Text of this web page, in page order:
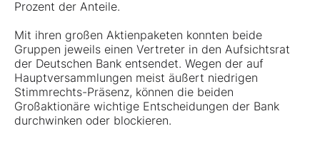
Prozent der Anteile.
Mit ihren großen Aktienpaketen konnten beide
Gruppen jeweils einen Vertreter in den Aufsichtsrat
der Deutschen Bank entsendet. Wegen der auf
Hauptversammlungen meist äußert niedrigen
Stimmrechts-Präsenz, können die beiden
Großaktionäre wichtige Entscheidungen der Bank
durchwinken oder blockieren.